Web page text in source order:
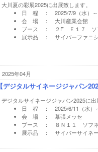
大川夏の彩展2025に出展致します。
日 程 ： 2025/7/9（水）～
会 場 ： 大川産業会館
ブース ： ２F Ｅ１７ ソフ
展示品 ： サイバーファニ
2025年04月
【デジタルサイネージジャパン
デジタルサイネージジャパン2025に出
日 程 ： 2025/6/11（水）～
会 場 ： 幕張メッセ
ブース ： ８Ｎ１１ ソフネ
展示品 ： サイバーサイネー